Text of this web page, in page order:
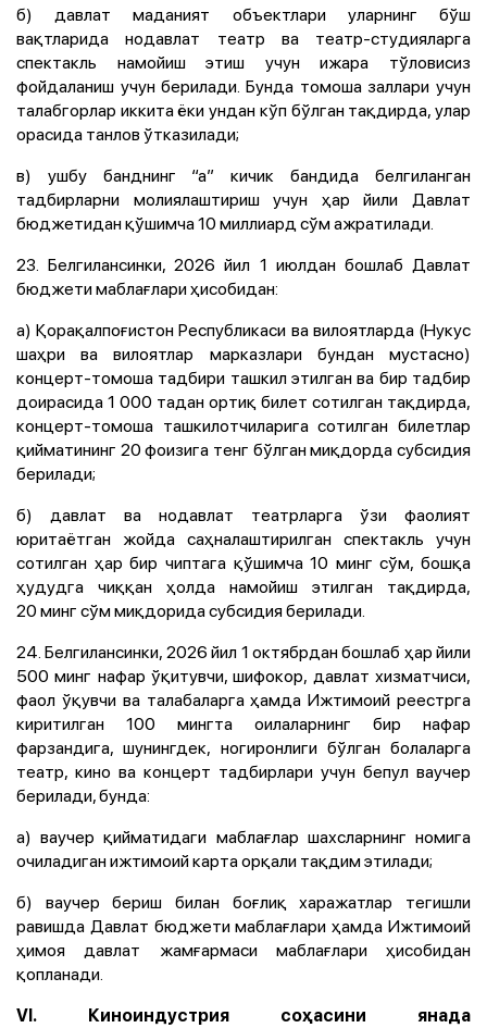
б) давлат маданият объектлари уларнинг бўш
вақтларида нодавлат театр ва театр-студияларга
спектакль намойиш этиш учун ижара тўловисиз
фойдаланиш учун берилади. Бунда томоша заллари учун
талабгорлар иккита ёки ундан кўп бўлган тақдирда, улар
орасида танлов ўтказилади;
в) ушбу банднинг “а” кичик бандида белгиланган
тадбирларни молиялаштириш учун ҳар йили Давлат
бюджетидан қўшимча 10 миллиард сўм ажратилади.
23. Белгилансинки, 2026 йил 1 июлдан бошлаб Давлат
бюджети маблағлари ҳисобидан:
а) Қорақалпоғистон Республикаси ва вилоятларда (Нукус
шаҳри ва вилоятлар марказлари бундан мустасно)
концерт-томоша тадбири ташкил этилган ва бир тадбир
доирасида 1 000 тадан ортиқ билет сотилган тақдирда,
концерт-томоша ташкилотчиларига сотилган билетлар
қийматининг 20 фоизига тенг бўлган миқдорда субсидия
берилади;
б) давлат ва нодавлат театрларга ўзи фаолият
юритаётган жойда саҳналаштирилган спектакль учун
сотилган ҳар бир чиптага қўшимча 10 минг сўм, бошқа
ҳудудга чиққан ҳолда намойиш этилган тақдирда,
20 минг сўм миқдорида субсидия берилади.
24. Белгилансинки, 2026 йил 1 октябрдан бошлаб ҳар йили
500 минг нафар ўқитувчи, шифокор, давлат хизматчиси,
фаол ўқувчи ва талабаларга ҳамда Ижтимоий реестрга
киритилган 100 мингта оилаларнинг бир нафар
фарзандига, шунингдек, ногиронлиги бўлган болаларга
театр, кино ва концерт тадбирлари учун бепул ваучер
берилади, бунда:
а) ваучер қийматидаги маблағлар шахсларнинг номига
очиладиган ижтимоий карта орқали тақдим этилади;
б) ваучер бериш билан боғлиқ харажатлар тегишли
равишда Давлат бюджети маблағлари ҳамда Ижтимоий
ҳимоя давлат жамғармаси маблағлари ҳисобидан
қопланади.
VI. Киноиндустрия соҳасини янада